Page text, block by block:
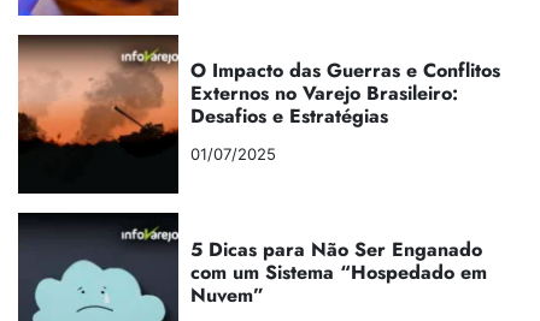
O Impacto das Guerras e Conflitos
Externos no Varejo Brasileiro:
Desafios e Estratégias
01/07/2025
5 Dicas para Não Ser Enganado
com um Sistema “Hospedado em
Nuvem”